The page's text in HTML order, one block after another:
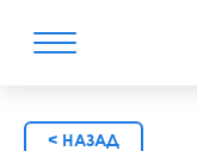
< НАЗАД